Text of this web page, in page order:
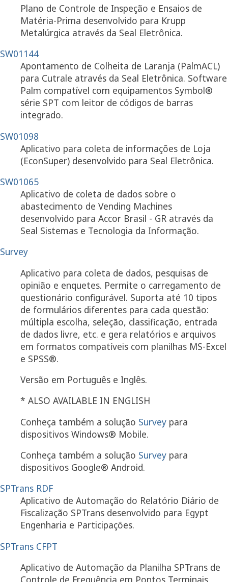
Plano de Controle de Inspeção e Ensaios de
Matéria-Prima desenvolvido para Krupp
Metalúrgica através da Seal Eletrônica.
SW01144
Apontamento de Colheita de Laranja (PalmACL)
para Cutrale através da Seal Eletrônica. Software
Palm compatível com equipamentos Symbol®
série SPT com leitor de códigos de barras
integrado.
SW01098
Aplicativo para coleta de informações de Loja
(EconSuper) desenvolvido para Seal Eletrônica.
SW01065
Aplicativo de coleta de dados sobre o
abastecimento de Vending Machines
desenvolvido para Accor Brasil - GR através da
Seal Sistemas e Tecnologia da Informação.
Survey
Aplicativo para coleta de dados, pesquisas de
opinião e enquetes. Permite o carregamento de
questionário configurável. Suporta até 10 tipos
de formulários diferentes para cada questão:
múltipla escolha, seleção, classificação, entrada
de dados livre, etc. e gera relatórios e arquivos
em formatos compatíveis com planilhas MS-Excel
e SPSS®.
Versão em Português e Inglês.
* ALSO AVAILABLE IN ENGLISH
Conheça também a solução Survey para
dispositivos Windows® Mobile.
Conheça também a solução Survey para
dispositivos Google® Android.
SPTrans RDF
Aplicativo de Automação do Relatório Diário de
Fiscalização SPTrans desenvolvido para Egypt
Engenharia e Participações.
SPTrans CFPT
Aplicativo de Automação da Planilha SPTrans de
Controle de Frequência em Pontos Terminais